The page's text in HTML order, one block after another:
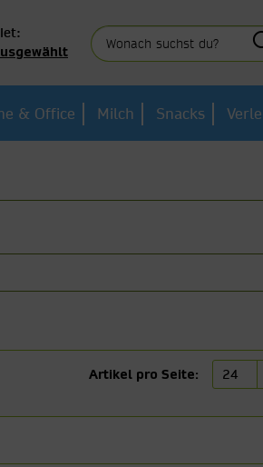
& Office Milch Snacks
Artikel pro Seite: